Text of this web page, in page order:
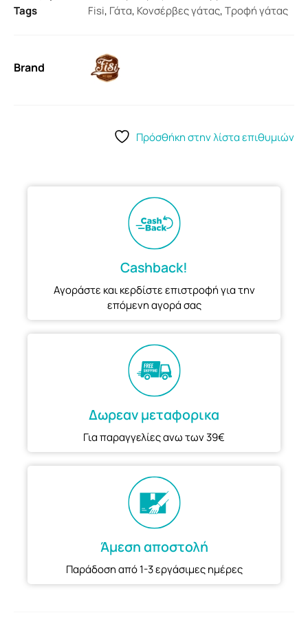
Tags
Fisi, Γάτα, Κονσέρβες γάτας,Τροφή γάτας
Brand
Πρόσθήκη στην λίστα επιθυμιών
Cashback!
Αγοράστε και κερδίστε επιστροφή για την
επόμενη αγορά σας
Δωρεαν μεταφορικα
Για παραγγελίες ανω των 39€
Άμεση αποστολή
Παράδοση από 1-3 εργάσιμες ημέρες